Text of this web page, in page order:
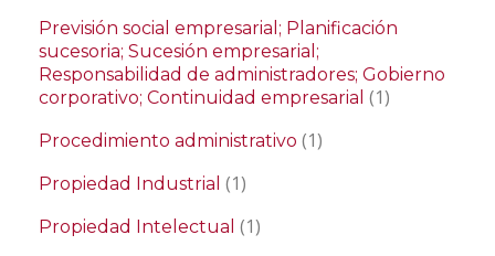
Previsión social empresarial; Planificación
sucesoria; Sucesión empresarial;
Responsabilidad de administradores; Gobierno
corporativo; Continuidad empresarial (1)
Procedimiento administrativo (1)
Propiedad Industrial (1)
Propiedad Intelectual (1)